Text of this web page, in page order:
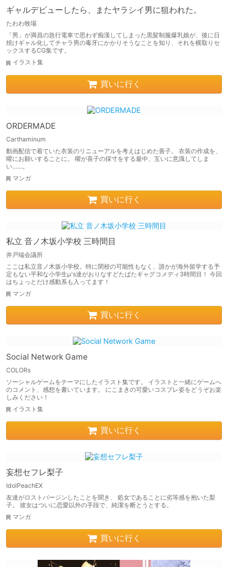
ギャルデビューしたら、またヤラシイ男に狙われた。
たわわ牧場
「男」が満員の急行電車で思わず痴漢してしまった黒髪制服爆乳娘が、後に日
焼けギャル化してチャラ男の毒牙にかかりそうなことを知り、それを横取りセ
ックスするCG集です。
イラスト集
買いに行く
ORDERMADE
Carthaminum
動画配信で着ていた衣装のリニューアルを考えはじめた善子。 衣装の作成を、
曜にお願いすることに。 曜が喜子の採寸をする最中、互いに意識してしま
い……。
マンガ
買いに行く
私立 音ノ木坂小学校 三時間目
井戸端会議所
ここは私立音ノ木坂小学校。特に閉校の可能性もなく、誰かが海外留学する予
定もない平和な小学生μ's達がおりなすどたばたギャグコメディ3時間目！ 今回
はちょっとだけ感動系も入ってます！
マンガ
買いに行く
Social Network Game
COLORs
ソーシャルゲームをテーマにしたイラスト集です。 イラストと一緒にゲームへ
のコメント、感想を書いています。 にこまきの可愛いコスプレ姿をどうぞお楽
しみください！
イラスト集
買いに行く
妄想セフレ梨子
IdolPeachEX
友達がロストバージンしたことを聞き、 処女であることに劣等感を抱いた梨
子。 彼女はついに恋愛以外の手段で、純潔を断とうとする。
マンガ
買いに行く